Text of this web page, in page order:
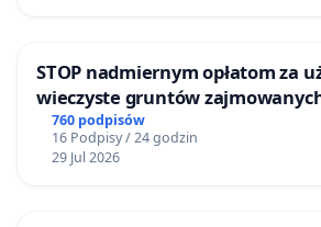
STOP nadmiernym opłatom za
wieczyste gruntów
ogrody działkowe.
760 podpisów
16 Podpisy / 24 godzin
29 Jul 2026